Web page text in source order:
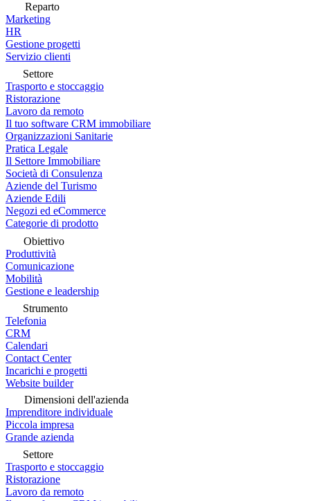
Reparto
Marketing
HR
Gestione progetti
Servizio clienti
Settore
Trasporto e stoccaggio
Ristorazione
Lavoro da remoto
Il tuo software CRM immobiliare
Organizzazioni Sanitarie
Pratica Legale
Il Settore Immobiliare
Società di Consulenza
Aziende del Turismo
Aziende Edili
Negozi ed eCommerce
Categorie di prodotto
Obiettivo
Produttività
Comunicazione
Mobilità
Gestione e leadership
Strumento
Telefonia
CRM
Calendari
Contact Center
Incarichi e progetti
Website builder
Dimensioni dell'azienda
Imprenditore individuale
Piccola impresa
Grande azienda
Settore
Trasporto e stoccaggio
Ristorazione
Lavoro da remoto